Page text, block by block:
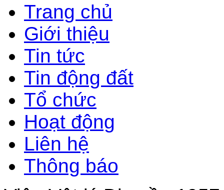
Trang chủ
Giới thiệu
Tin tức
Tin động đất
Tổ chức
Hoạt động
Liên hệ
Thông báo